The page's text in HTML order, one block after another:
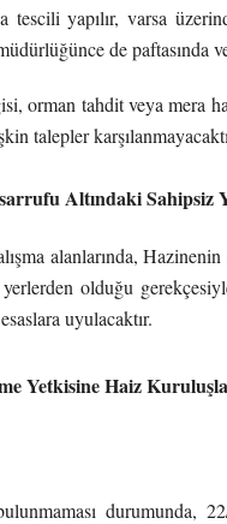
tescili yapılır, varsa
de paftasında
orman tahdit veya mera
talepler
Altındaki Sahipsiz
alanlarında,
olduğu
uyulacaktır.
Yetkisine Haiz
durumunda,